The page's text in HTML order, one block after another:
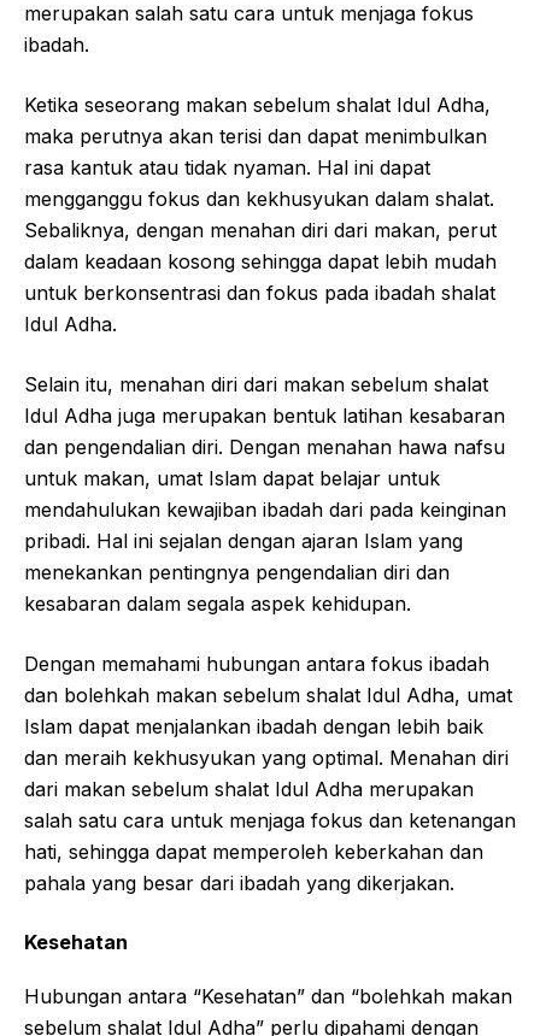
merupakan salah satu cara untuk menjaga fokus
ibadah.
Ketika seseorang makan sebelum shalat Idul Adha,
maka perutnya akan terisi dan dapat menimbulkan
rasa kantuk atau tidak nyaman. Hal ini dapat
mengganggu fokus dan kekhusyukan dalam shalat.
Sebaliknya, dengan menahan diri dari makan, perut
dalam keadaan kosong sehingga dapat lebih mudah
untuk berkonsentrasi dan fokus pada ibadah shalat
Idul Adha.
Selain itu, menahan diri dari makan sebelum shalat
Idul Adha juga merupakan bentuk latihan kesabaran
dan pengendalian diri. Dengan menahan hawa nafsu
untuk makan, umat Islam dapat belajar untuk
mendahulukan kewajiban ibadah dari pada keinginan
pribadi. Hal ini sejalan dengan ajaran Islam yang
menekankan pentingnya pengendalian diri dan
kesabaran dalam segala aspek kehidupan.
Dengan memahami hubungan antara fokus ibadah
dan bolehkah makan sebelum shalat Idul Adha, umat
Islam dapat menjalankan ibadah dengan lebih baik
dan meraih kekhusyukan yang optimal. Menahan diri
dari makan sebelum shalat Idul Adha merupakan
salah satu cara untuk menjaga fokus dan ketenangan
hati, sehingga dapat memperoleh keberkahan dan
pahala yang besar dari ibadah yang dikerjakan.
Kesehatan
Hubungan antara “Kesehatan” dan “bolehkah makan
sebelum shalat Idul Adha” perlu dipahami dengan